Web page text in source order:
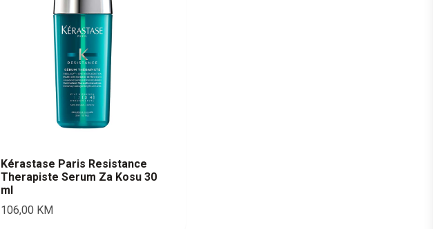
Kérastase Paris Resistance
Therapiste Serum Za Kosu 30
ml
106,00 KM